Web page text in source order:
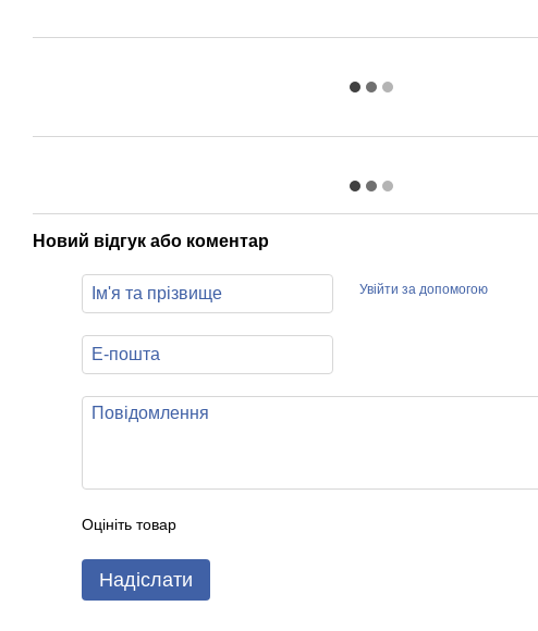
Новий відгук або коментар
Увійти за допомогою
Оцініть товар
Надіслати